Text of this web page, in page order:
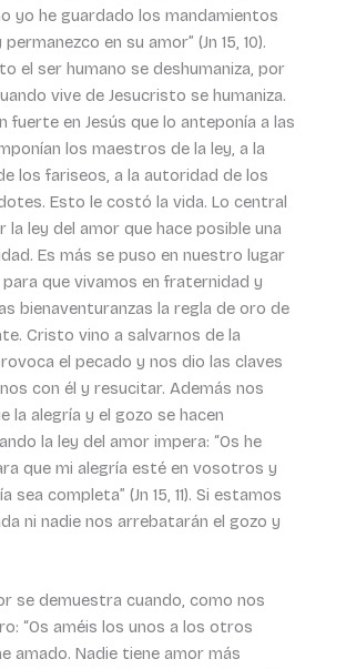
yo he guardado los mandamientos
en su amor” (Jn 15, 10).
el ser humano se deshumaniza, por
vive de Jesucristo se humaniza.
fuerte en Jesús que lo anteponía a las
los maestros de la ley, a la
los fariseos, a la autoridad de los
Esto le costó la vida. Lo central
la ley del amor que hace posible una
Es más se puso en nuestro lugar
que vivamos en fraternidad y
bienaventuranzas la regla de oro de
Cristo vino a salvarnos de la
el pecado y nos dio las claves
con él y resucitar. Además nos
la alegría y el gozo se hacen
la ley del amor impera: “Os he
que mi alegría esté en vosotros y
sea completa” (Jn 15, 11). Si estamos
ni nadie nos arrebatarán el gozo y
se demuestra cuando, como nos
“Os améis los unos a los otros
amado. Nadie tiene amor más